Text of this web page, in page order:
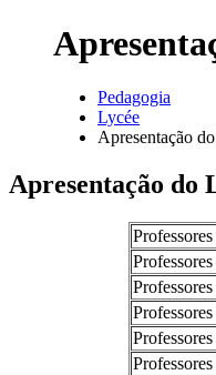
Navegação
estrutural
Pedagogia
Lycée
Apresentação
Apresentação do